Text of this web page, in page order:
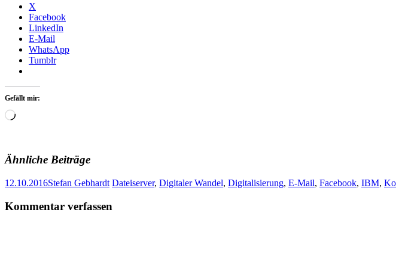
X
Facebook
LinkedIn
E-Mail
WhatsApp
Tumblr
Gefällt mir:
Wird
Ähnliche Beiträge
12.10.2016Stefan Gebhardt Dateiserver, Digitaler Wandel, Digitalisierung, E-Mail, Facebook, IBM,
Navigation
Kommentar verfassen